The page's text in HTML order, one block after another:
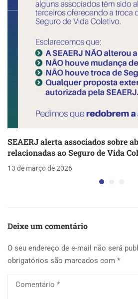
SEAERJ alerta associados sobre
relacionadas ao Seguro de Vida
13 de março de 2026
Deixe um comentário
O seu endereço de e-mail não será
obrigatórios são marcados com *